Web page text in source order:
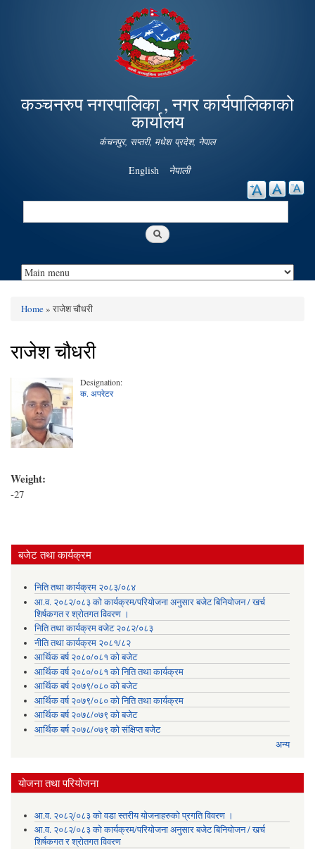
Skip to
main
content
कञ्चनरुप नगरपालिका , नगर कार्यपालिकाको
कार्यालय
कंचनपुर, सप्तरी, मधेश प्रदेश, नेपाल
English नेपाली
Search
Home» राजेश चौधरी
राजेश चौधरी
Designation:
क. अपरेटर
Weight:
-27
बजेट तथा कार्यक्रम
निति तथा कार्यक्रम २०८३/०८४
आ.व. २०८२/०८३ को कार्यक्रम/परियोजना अनुसार बजेट बिनियोजन / खर्च
शिर्षकगत र श्रोतगत विवरण ।
निति तथा कार्यक्रम वजेट २०८२/०८३
नीति तथा कार्यक्रम २०८१/८२
आर्थिक बर्ष २०८०/०८१ को बजेट
आर्थिक वर्ष २०८०/०८१ को निति तथा कार्यक्रम
आर्थिक बर्ष २०७९/०८० को बजेट
आर्थिक वर्ष २०७९/०८० को निति तथा कार्यक्रम
आर्थिक बर्ष २०७८/०७९ को बजेट
आर्थिक बर्ष २०७८/०७९ को संक्षिप्त बजेट
अन्य
योजना तथा परियोजना
आ.व. २०८२्/०८३ को वडा स्तरीय योजनाहरुको प्रगति विवरण ।
आ.व. २०८२/०८३ को कार्यक्रम/परियोजना अनुसार बजेट बिनियोजन / खर्च
शिर्षकगत र श्रोतगत विवरण